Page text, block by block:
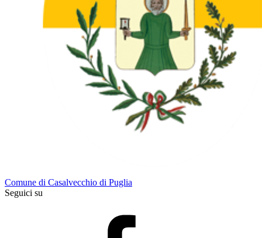
Comune di Casalvecchio di Puglia
Seguici su